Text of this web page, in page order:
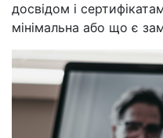
досвідом і
мінімальна або що є